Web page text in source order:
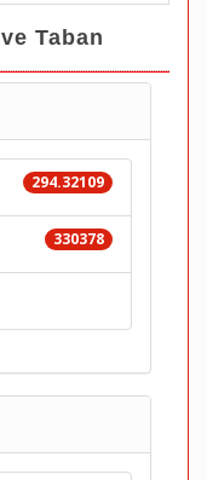
Taban
294.32109
330378